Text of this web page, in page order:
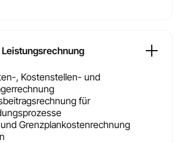
, Kostenstellen- und
für
Grenzplankostenrechnung